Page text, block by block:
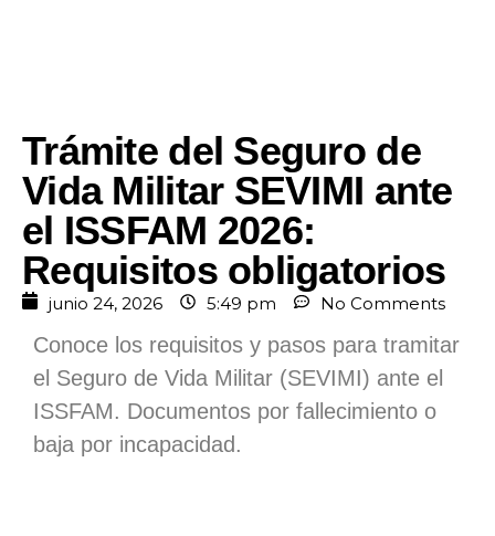
Trámite del Seguro de
Vida Militar SEVIMI ante
el ISSFAM 2026:
Requisitos obligatorios
junio 24, 2026 5:49 pm No Comments
Conoce los requisitos y pasos para tramitar
el Seguro de Vida Militar (SEVIMI) ante el
ISSFAM. Documentos por fallecimiento o
baja por incapacidad.